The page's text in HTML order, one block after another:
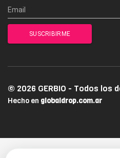
© 2026 GERBIO - Todos los
Hecho en globaldrop.com.ar